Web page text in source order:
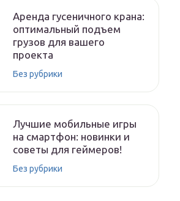
Аренда гусеничного крана:
оптимальный подъем
грузов для вашего
проекта
Без рубрики
Лучшие мобильные игры
на смартфон: новинки и
советы для геймеров!
Без рубрики